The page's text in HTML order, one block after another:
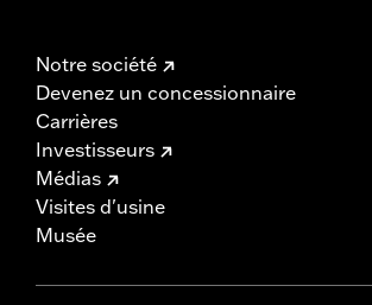
Notre société
Devenez un concessionnaire
Carrières
Investisseurs
Médias
Visites d'usine
Musée